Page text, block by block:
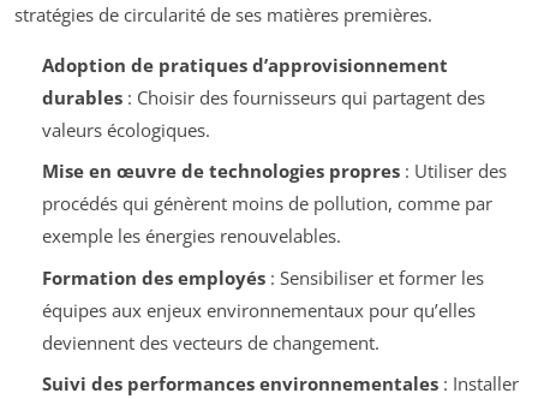
stratégies de circularité de ses matières premières.
Adoption de pratiques d’approvisionnement
durables: Choisir des fournisseurs qui partagent des
valeurs écologiques.
Mise en œuvre de technologies propres: Utiliser des
procédés qui génèrent moins de pollution, comme par
exemple les énergies renouvelables.
Formation des employés: Sensibiliser et former les
équipes aux enjeux environnementaux pour qu’elles
deviennent des vecteurs de changement.
Suivi des performances environnementales: Installer